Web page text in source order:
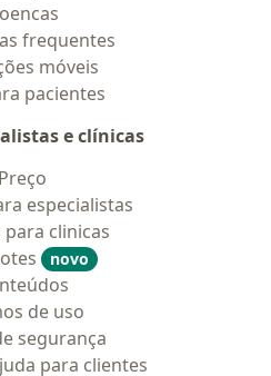
frequentes
móveis
pacientes
e clínicas
Preço
especialistas
para clinicas
novo
de uso
segurança
para clientes